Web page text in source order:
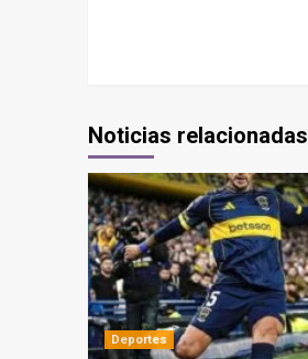
Noticias relacionadas
Deportes